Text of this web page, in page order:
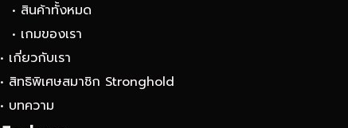
• สินค้าทั้งหมด
• เกมของเรา
• เกี่ยวกับเรา
• สิทธิพิเศษสมาชิก Stronghold
• บทความ